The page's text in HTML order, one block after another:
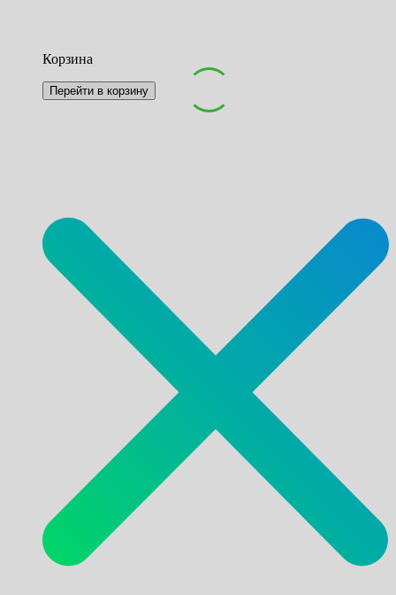
Корзина
Перейти в корзину